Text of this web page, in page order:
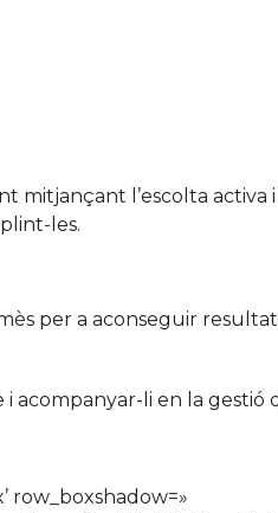
mitjançant l’escolta activa i
les.
per a aconseguir
acompanyar-li en la gestió
row_boxshadow=»